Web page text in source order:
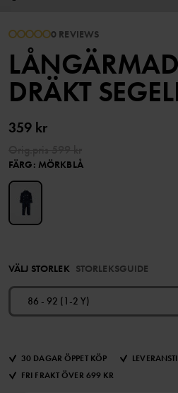
0 REVIEWS
DRÄKT
359 kr
FÄRG: MÖRKBLÅ
VÄLJ STORLEK STORLEKSGUIDE
86 - 92 (1-2 Y)
30 DAGAR ÖPPET KÖP
FRI FRAKT ÖVER 699 KR